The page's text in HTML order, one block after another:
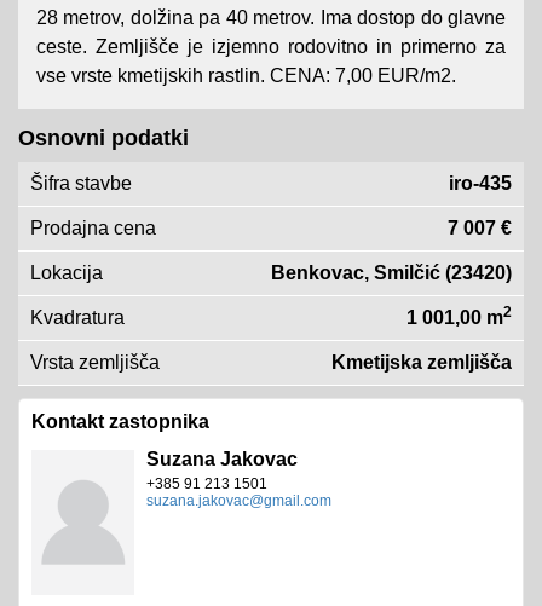
28 metrov, dolžina pa 40 metrov. Ima dostop do glavne
ceste. Zemljišče je izjemno rodovitno in primerno za
vse vrste kmetijskih rastlin. CENA: 7,00 EUR/m2.
Osnovni podatki
Šifra stavbe iro-435
Prodajna cena 7 007 €
Lokacija Benkovac, Smilčić (23420)
Kvadratura 1 001,00 m2
Vrsta zemljišča Kmetijska zemljišča
Kontakt zastopnika
Suzana Jakovac
+385 91 213 1501
suzana.jakovac@gmail.com